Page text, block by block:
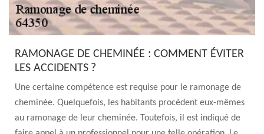
RAMONAGE DE CHEMINÉE : COMMENT ÉVITER
LES ACCIDENTS ?
Une certaine compétence est requise pour le ramonage de
cheminée. Quelquefois, les habitants procèdent eux-mêmes
au ramonage de leur cheminée. Toutefois, il est indiqué de